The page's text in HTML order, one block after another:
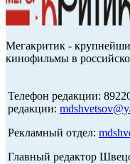
Мегакритик -
кинофильмы в
Телефон редакции:
редакции:
Рекламный отдел:
Главный редактор